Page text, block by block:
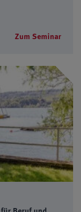
Zum Seminar